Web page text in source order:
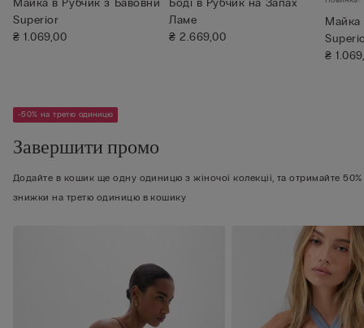
Superior
₴ 1.069,00
Ламе
₴ 2.669,00
Майка
₴
-50% на третю одиницю
Завершити промо
Додайте в кошик ще одну одиницю з жіночої колекції, та отримайте 50%
знижки на третю одиницю в кошику